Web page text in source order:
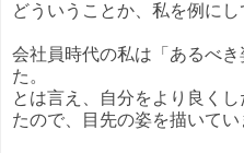
どういうことか、私を例にし
会社員時代の私は「あるべ
た。
とは言え、自分をより良く
たので、目先の姿を描いてい